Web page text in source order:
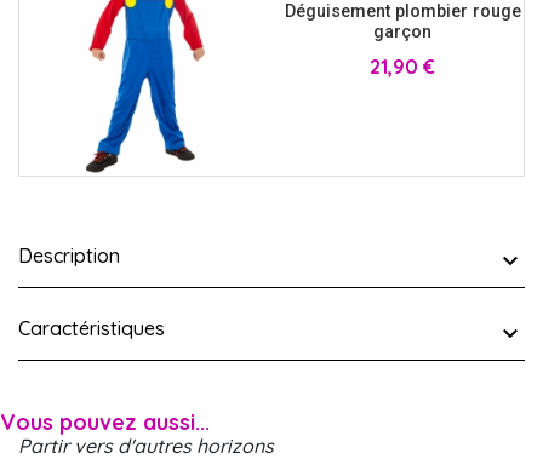
Déguisement plombier rouge
garçon
Prix
21,90 €
Description
Caractéristiques
Vous pouvez aussi...
Partir vers d'autres horizons